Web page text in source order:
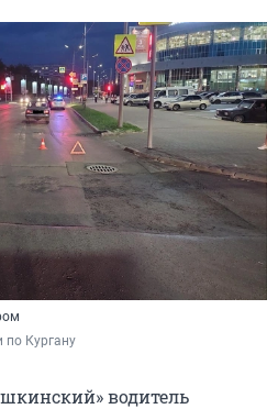
Кургану
водитель